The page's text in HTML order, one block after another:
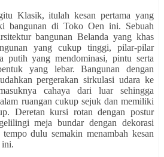
Klasik, itulah kesan pertama yang
bangunan di Toko Oen ini. Sebuah
bangunan Belanda yang khas
yang cukup tinggi, pilar-pilar
putih yang mendominasi, pintu serta
yang lebar. Bangunan dengan
pergerakan sirkulasi udara ke
cahaya dari luar sehingga
ruangan cukup sejuk dan memiliki
Deretan kursi rotan dengan postur
meja bundar dengan dekorasi
dulu semakin menambah kesan
ini.